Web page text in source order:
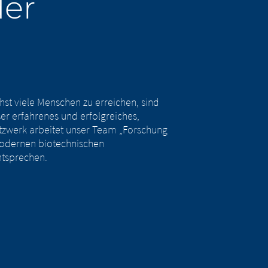
viele Menschen zu erreichen, sind
erfahrenes und erfolgreiches,
arbeitet unser Team „Forschung
biotechnischen
GmbH übernimmt keine
Merz
jedoch,